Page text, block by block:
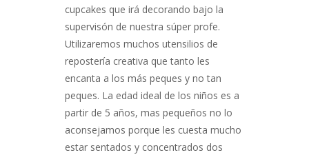
cupcakes que irá decorando bajo la
supervisón de nuestra súper profe.
Utilizaremos muchos utensilios de
repostería creativa que tanto les
encanta a los más peques y no tan
peques. La edad ideal de los niños es a
partir de 5 años, mas pequeños no lo
aconsejamos porque les cuesta mucho
estar sentados y concentrados dos